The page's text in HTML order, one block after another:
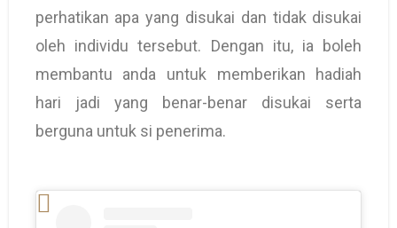
perhatikan apa yang disukai dan tidak disukai
oleh individu tersebut. Dengan itu, ia boleh
membantu anda untuk memberikan hadiah
hari jadi yang benar-benar disukai serta
berguna untuk si penerima.